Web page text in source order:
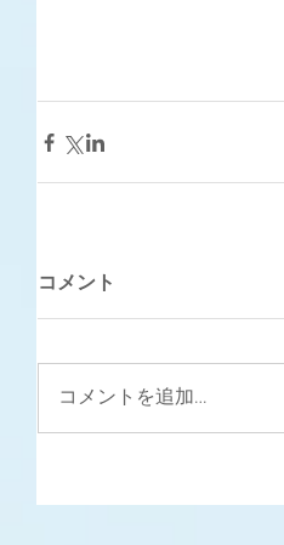
コメント
コメントを追加…